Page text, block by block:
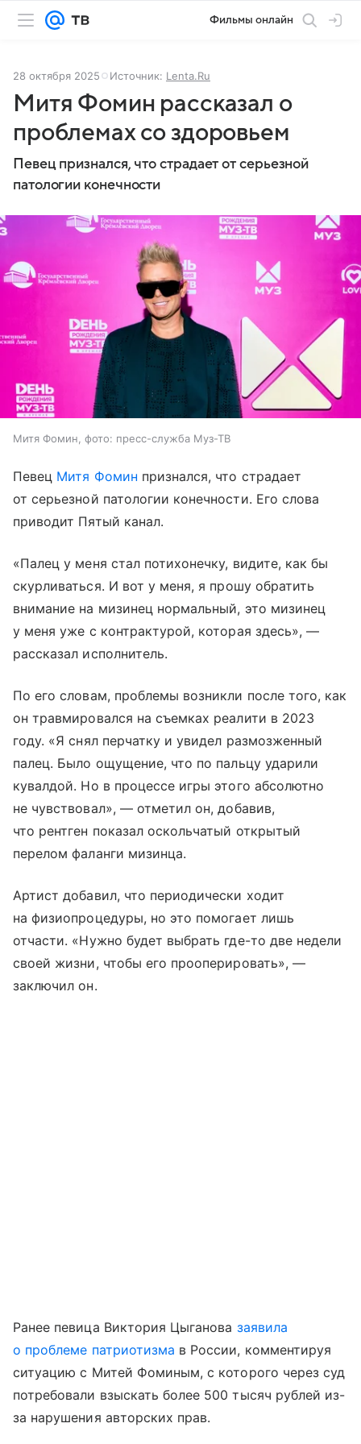
Фильмы онлайн
28 октября 2025 Источник: Lenta.Ru
Митя Фомин рассказал о
проблемах со здоровьем
Певец признался, что страдает от серьезной
патологии конечности
Митя Фомин, фото: пресс-служба Муз-ТВ
Певец Митя Фомин признался, что страдает
от серьезной патологии конечности. Его слова
приводит Пятый канал.
«Палец у меня стал потихонечку, видите, как бы
скурливаться. И вот у меня, я прошу обратить
внимание на мизинец нормальный, это мизинец
у меня уже с контрактурой, которая здесь», —
рассказал исполнитель.
По его словам, проблемы возникли после того, как
он травмировался на съемках реалити в 2023
году. «Я снял перчатку и увидел размозженный
палец. Было ощущение, что по пальцу ударили
кувалдой. Но в процессе игры этого абсолютно
не чувствовал», — отметил он, добавив,
что рентген показал оскольчатый открытый
перелом фаланги мизинца.
Артист добавил, что периодически ходит
на физиопроцедуры, но это помогает лишь
отчасти. «Нужно будет выбрать где-то две недели
своей жизни, чтобы его прооперировать», —
заключил он.
Ранее певица Виктория Цыганова заявила
о проблеме патриотизма в России, комментируя
ситуацию с Митей Фоминым, с которого через суд
потребовали взыскать более 500 тысяч рублей из-
за нарушения авторских прав.